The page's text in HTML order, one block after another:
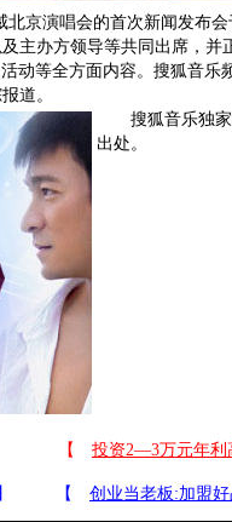
京演唱会的首次新闻发布会
主办方领导等共同出席，并
动等全方面内容。搜狐音乐
道。
搜狐音乐独家
出处。